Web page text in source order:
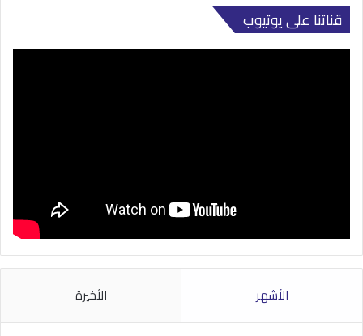
قناتنا على يوتيوب
الأشهر الأخيرة